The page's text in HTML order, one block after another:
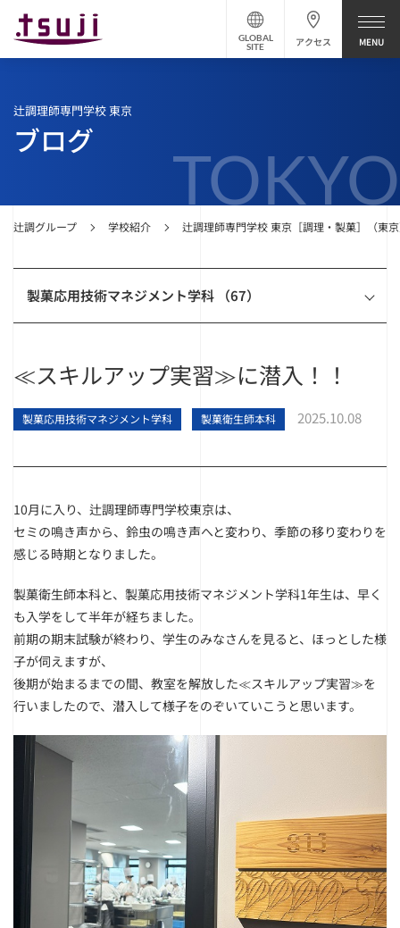
アクセス
GLOBAL
SITE
TOKYO
辻調グループ 学校紹介 辻調理師専門学校 東京［調理・製菓］（東
辻調理師専門学校 東京
ブログ
製菓応用技術マネジメント学科 （67）
≪スキルアップ実習≫に潜入！！
製菓応用技術マネジメント学科 製菓衛生師本科 2025.10.08
10月に入り、辻調理師専門学校東京は、
セミの鳴き声から、鈴虫の鳴き声へと変わり、季節の移り変わりを
感じる時期となりました。
製菓衛生師本科と、製菓応用技術マネジメント学科1年生は、早く
も入学をして半年が経ちました。
前期の期末試験が終わり、学生のみなさんを見ると、ほっとした様
子が伺えますが、
後期が始まるまでの間、教室を解放した≪スキルアップ実習≫を
行いましたので、潜入して様子をのぞいていこうと思います。